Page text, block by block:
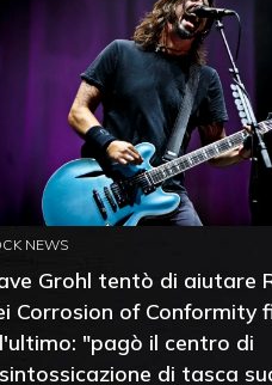
NEWS
Grohl tentò di aiutare
Corrosion of Conformity
"pagò il centro di
di tasca